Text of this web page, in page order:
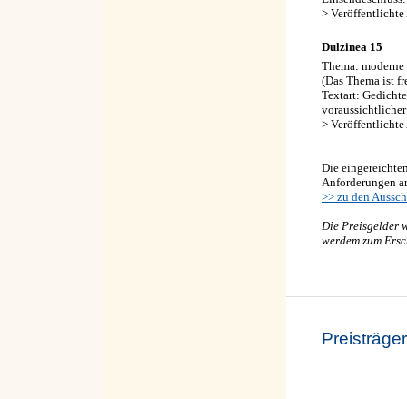
> Veröffentlichte
Dulzinea 15
Thema:
(Das Thema ist
Textart:
> Veröffentlichte
Die
Anforderungen
>> zu den
Die Preisgelder
werdem zum